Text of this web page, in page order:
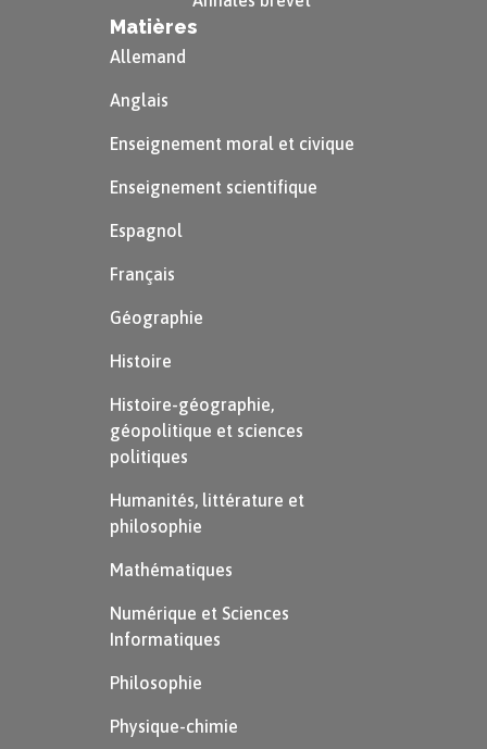
incarne la nation) pour répondre à une volonté
d’efficacité et de rassemblement.
Matières
Allemand
Anglais
Enseignement moral et civique
Enseignement scientifique
Espagnol
Français
Géographie
Histoire
Histoire-géographie,
géopolitique et sciences
politiques
Humanités, littérature et
philosophie
Mathématiques
Numérique et Sciences
Informatiques
Philosophie
Physique-chimie